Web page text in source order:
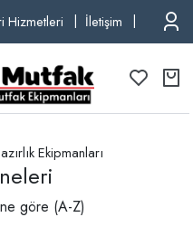
Hizmetleri İletişim TEL:
Ekipmanları
göre (A-Z)